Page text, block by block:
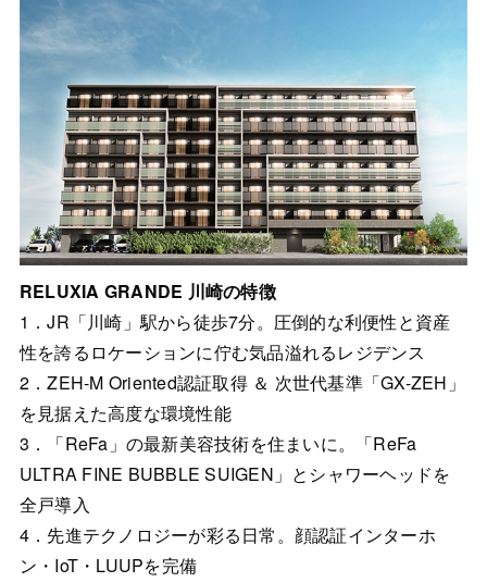
RELUXIA GRANDE 川崎の特徴
1．JR「川崎」駅から徒歩7分。圧倒的な利便性と資産
性を誇るロケーションに佇む気品溢れるレジデンス
2．ZEH-M Oriented認証取得 ＆ 次世代基準「GX-ZEH」
を見据えた高度な環境性能
3．「ReFa」の最新美容技術を住まいに。「ReFa
ULTRA FINE BUBBLE SUIGEN」とシャワーヘッドを
全戸導入
4．先進テクノロジーが彩る日常。顔認証インターホ
ン・IoT・LUUPを完備